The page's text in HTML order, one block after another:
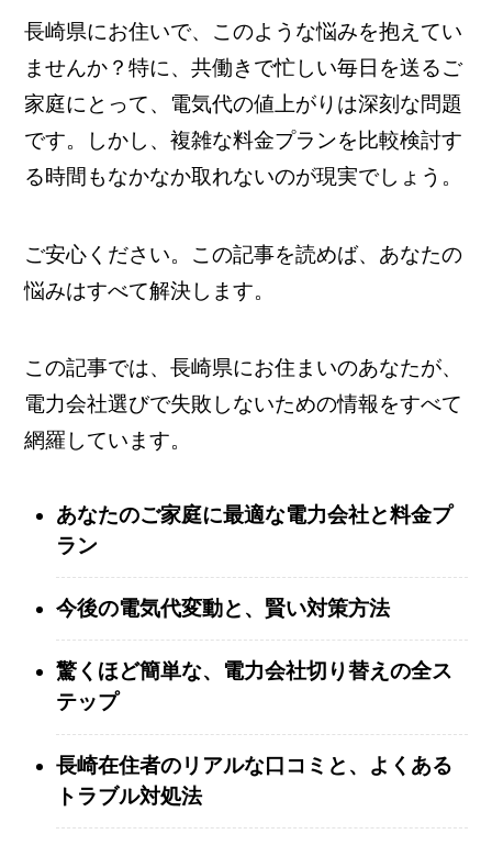
長崎県にお住いで、このような悩みを抱えてい
ませんか？特に、共働きで忙しい毎日を送るご
家庭にとって、電気代の値上がりは深刻な問題
です。しかし、複雑な料金プランを比較検討す
る時間もなかなか取れないのが現実でしょう。
ご安心ください。この記事を読めば、あなたの
悩みはすべて解決します。
この記事では、長崎県にお住まいのあなたが、
電力会社選びで失敗しないための情報をすべて
網羅しています。
あなたのご家庭に最適な電力会社と料金プ
ラン
今後の電気代変動と、賢い対策方法
驚くほど簡単な、電力会社切り替えの全ス
テップ
長崎在住者のリアルな口コミと、よくある
トラブル対処法